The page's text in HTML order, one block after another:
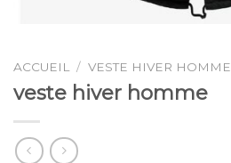
ACCUEIL / VESTE HIVER HOMME
veste hiver homme